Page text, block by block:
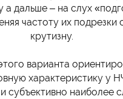
а дальше – на слух
частоту их подрезки
крутизну.
варианта
характеристику у
субъективно наиболее